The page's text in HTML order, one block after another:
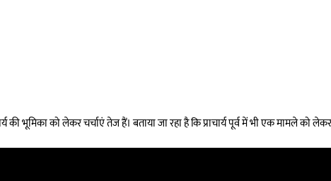
की भूमिका को लेकर चर्चाएं तेज हैं। बताया जा रहा है कि प्राचार्य पूर्व में भी एक मामले को